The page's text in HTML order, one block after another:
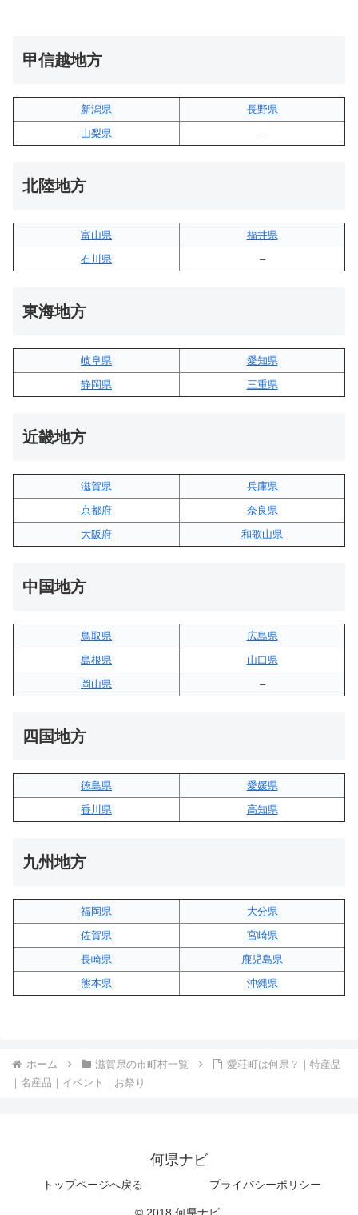
甲信越地方
新潟県
長野県
山梨県
–
北陸地方
富山県
福井県
石川県
–
東海地方
岐阜県
愛知県
静岡県
三重県
近畿地方
滋賀県
兵庫県
京都府
奈良県
大阪府
和歌山県
中国地方
鳥取県
広島県
島根県
山口県
岡山県
–
四国地方
徳島県
愛媛県
香川県
高知県
九州地方
福岡県
大分県
佐賀県
宮崎県
長崎県
鹿児島県
熊本県
沖縄県
ホーム 滋賀県の市町村一覧
愛荘町は何県？｜特産品
｜名産品｜イベント｜お祭り
何県ナビ
トップページへ戻る プライバシーポリシー